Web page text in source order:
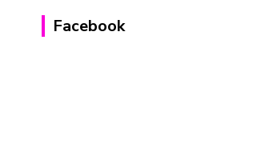
Facebook